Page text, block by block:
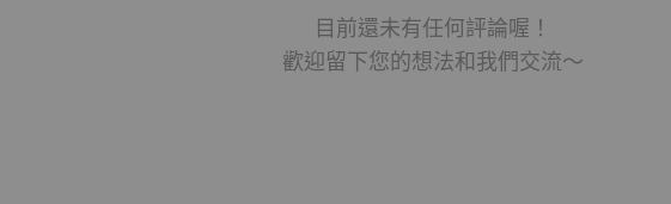
》（合著）、《舊物的靈魂：人類學家的流光飲宴、古著古書、歲月如瓷和永
目前還未有任何評論喔！
歡迎留下您的想法和我們交流～